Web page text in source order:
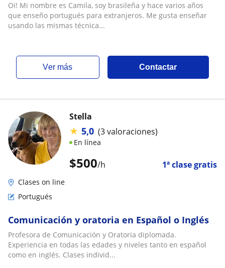
Oi! Mi nombre es Camila, soy brasileña y hace varios años
que enseño portugués para extranjeros. Me gusta enseñar
usando las mismas técnica...
ver más Contactar
$500/h 1ª clase gratis
Stella
★ 5,0 (3 valoraciones)
En línea
Clases on line
Portugués
Comunicación y oratoria en Español o Inglés
Profesora de Comunicación y Oratoria diplomada.
Experiencia en todas las edades y niveles tanto en español
como en inglés. Clases individ...